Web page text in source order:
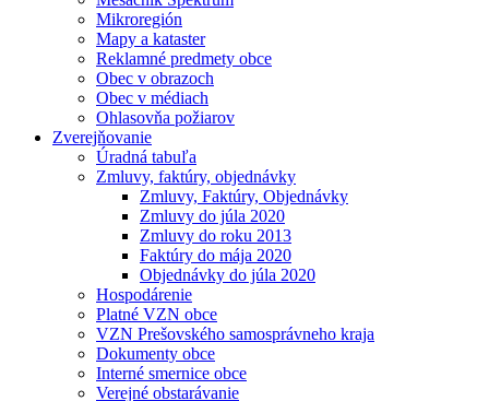
Mikroregión
Mapy a kataster
Reklamné predmety obce
Obec v obrazoch
Obec v médiach
Ohlasovňa požiarov
Zverejňovanie
Úradná tabuľa
Zmluvy, faktúry, objednávky
Zmluvy, Faktúry, Objednávky
Zmluvy do júla 2020
Zmluvy do roku 2013
Faktúry do mája 2020
Objednávky do júla 2020
Hospodárenie
Platné VZN obce
VZN Prešovského samosprávneho kraja
Dokumenty obce
Interné smernice obce
Verejné obstarávanie